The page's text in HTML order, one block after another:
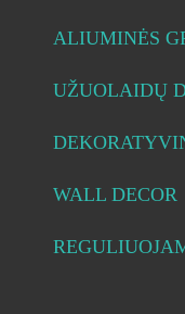
ALIUMINĖS
UŽUOLAIDŲ
WALL DECOR